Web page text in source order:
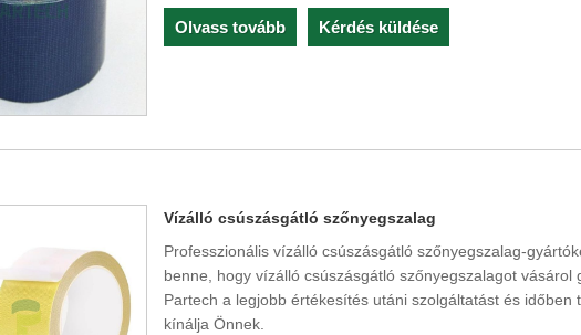
Olvass tovább Kérdés küldése
Vízálló csúszásgátló szőnyegszalag
Professzionális vízálló csúszásgátló szőnyegszalag-
benne, hogy vízálló csúszásgátló szőnyegszalagot vásárol
Partech a legjobb értékesítés utáni szolgáltatást és időben
kínálja Önnek.